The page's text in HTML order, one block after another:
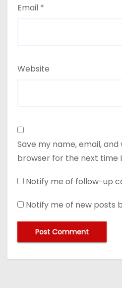
Email *
Website
Save my name, email,
browser for the next time
Notify me of follow-up
Notify me of new posts